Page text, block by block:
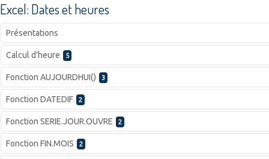
Excel: Dates et heures
Présentations
Calcul d'heure 5
Fonction AUJOURDHUI() 3
Fonction DATEDIF 2
Fonction SERIE.JOUR.OUVRE 2
Fonction FIN.MOIS 2